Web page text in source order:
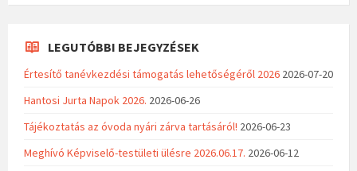
LEGUTÓBBI BEJEGYZÉSEK
Értesítő tanévkezdési támogatás lehetőségéről 2026 2026-07-20
Hantosi Jurta Napok 2026. 2026-06-26
Tájékoztatás az óvoda nyári zárva tartásáról! 2026-06-23
Meghívó Képviselő-testületi ülésre 2026.06.17. 2026-06-12